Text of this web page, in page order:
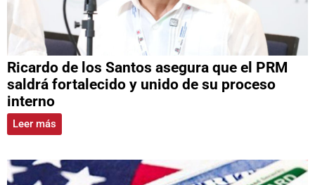
Ricardo de los Santos asegura que el PRM
saldrá fortalecido y unido de su proceso
interno
Leer más